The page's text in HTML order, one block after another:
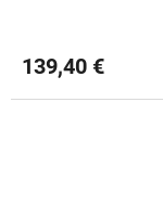
139,40 €